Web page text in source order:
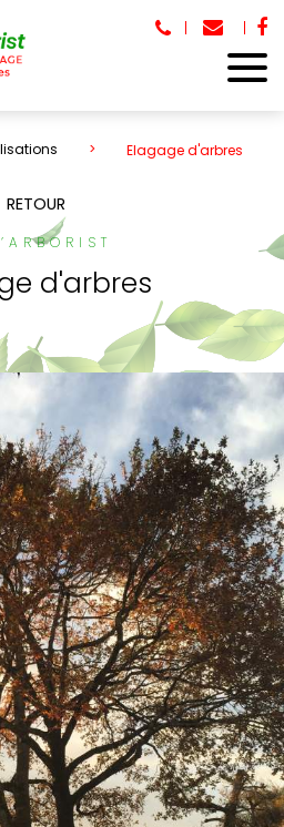
Elagage d'arbres
RETOUR
d'arbres